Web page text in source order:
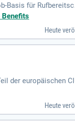
Basis für
mit Dysphagie,
mit
in der
Sie sich jetzt und
Benefits
Heute
der europäischen
Heute